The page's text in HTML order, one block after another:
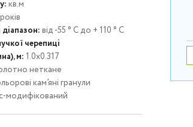
кв.м
від -55 ° С до + 110 ° С
черепиці
м: 1.0х0.317
неткане
кам’яні гранули
модифікований